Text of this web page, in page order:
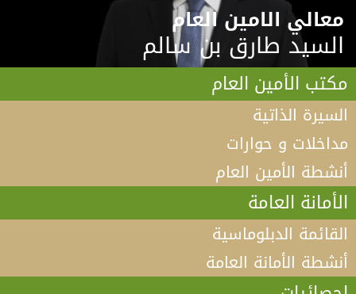
معالي الامين العام
السيد طارق بن سالم
مكتب الأمين العام
السيرة الذاتية
مداخلات و حوارات
أنشطة الأمين العام
الأمانة العامة
القائمة الدبلوماسية
أنشطة الأمانة العامة